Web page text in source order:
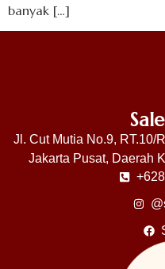
banyak […]
Jl. Cut Mutia No.9, RT.10/
Jakarta Pusat, Daerah